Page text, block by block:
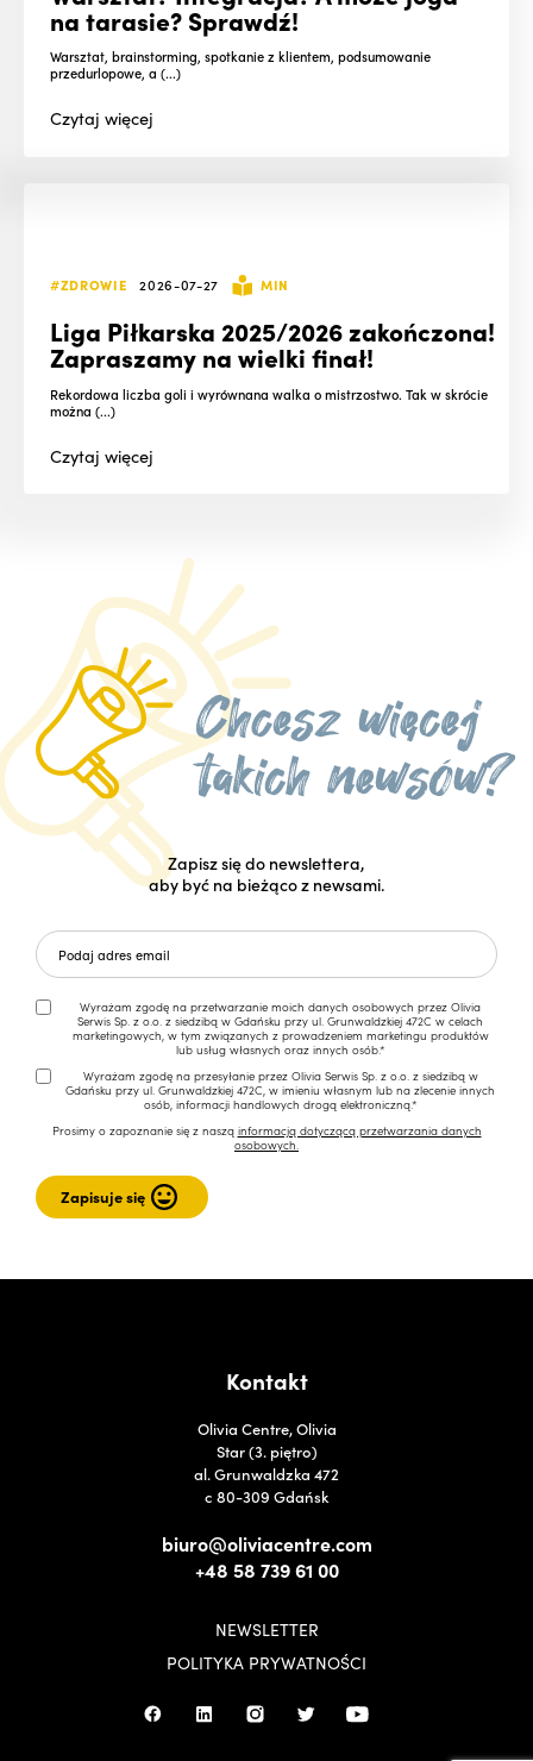
na tarasie? Sprawdź!
Warsztat, brainstorming, spotkanie z klientem, podsumowanie
przedurlopowe, a (...)
Czytajwięcej
#ZDROWIE 2026-07-27 MIN
Liga Piłkarska 2025/2026 zakończona!
Zapraszamy na wielki finał!
Rekordowa liczba goli i wyrównana walka o mistrzostwo. Tak w skrócie
można (...)
Czytajwięcej
Zapisz się do newslettera,
aby być na bieżąco z newsami.
Wyrażam zgodę na przetwarzanie moich danych osobowych przez Olivia
Serwis Sp. z o.o. z siedzibą w Gdańsku przy ul. Grunwaldzkiej 472C w celach
marketingowych, w tym związanych z prowadzeniem marketingu produktów
lub usług własnych oraz innych osób.*
Wyrażam zgodę na przesyłanie przez Olivia Serwis Sp. z o.o. z siedzibą w
Gdańsku przy ul. Grunwaldzkiej 472C, w imieniu własnym lub na zlecenie innych
osób, informacji handlowych drogą elektroniczną.*
Prosimy o zapoznanie się z naszą informacją dotyczącą przetwarzania danych
osobowych.
Kontakt
Olivia Centre, Olivia
Star (3. piętro)
al. Grunwaldzka 472
c 80-309 Gdańsk
biuro@oliviacentre.com
+48 58 739 61 00
NEWSLETTER
POLITYKA PRYWATNOŚCI